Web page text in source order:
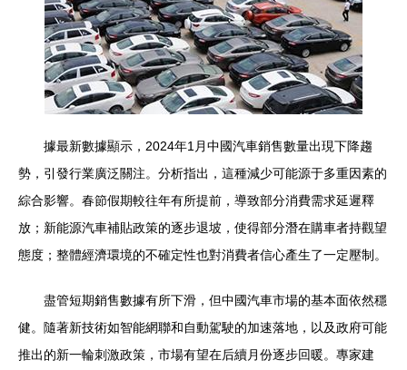
據最新數據顯示，2024年1月中國汽車銷售數量出現下降趨
勢，引發行業廣泛關注。分析指出，這種減少可能源于多重因素的
綜合影響。春節假期較往年有所提前，導致部分消費需求延遲釋
放；新能源汽車補貼政策的逐步退坡，使得部分潛在購車者持觀望
態度；整體經濟環境的不確定性也對消費者信心產生了一定壓制。
盡管短期銷售數據有所下滑，但中國汽車市場的基本面依然穩
健。隨著新技術如智能網聯和自動駕駛的加速落地，以及政府可能
推出的新一輪刺激政策，市場有望在后續月份逐步回暖。專家建